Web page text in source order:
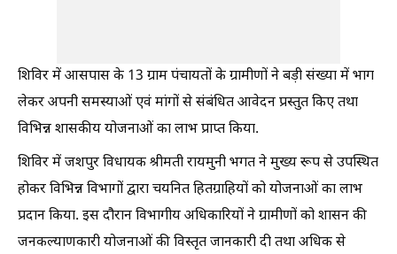
शिविर में आसपास के 13 ग्राम पंचायतों के ग्रामीणों ने बड़ी संख्या में भाग
लेकर अपनी समस्याओं एवं मांगों से संबंधित आवेदन प्रस्तुत किए तथा
विभिन्न शासकीय योजनाओं का लाभ प्राप्त किया.
शिविर में जशपुर विधायक श्रीमती रायमुनी भगत ने मुख्य रूप से उपस्थित
होकर विभिन्न विभागों द्वारा चयनित हितग्राहियों को योजनाओं का लाभ
प्रदान किया. इस दौरान विभागीय अधिकारियों ने ग्रामीणों को शासन की
जनकल्याणकारी योजनाओं की विस्तृत जानकारी दी तथा अधिक से